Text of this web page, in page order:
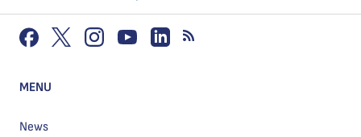
MENU
News